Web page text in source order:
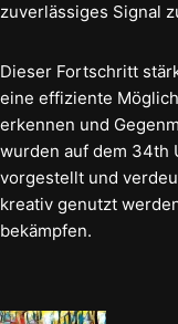
zuverlässiges Signal
Dieser Fortschritt
eine effiziente
erkennen und
wurden auf dem 34th
vorgestellt und
kreativ genutzt
bekämpfen.